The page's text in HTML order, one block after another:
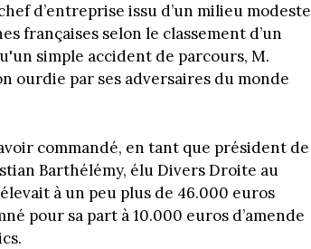
d’entreprise issu d’un milieu modeste
françaises selon le classement d’un
simple accident de parcours, M.
ourdie par ses adversaires du monde
commandé, en tant que président de
Barthélémy, élu Divers Droite au
à un peu plus de 46.000 euros
pour sa part à 10.000 euros d’amende